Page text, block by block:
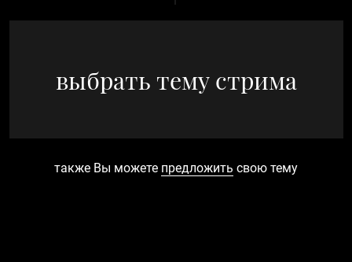
выбрать тему стрима
также Вы можете предложить свою тему